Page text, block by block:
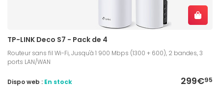
TP-LINK Deco S7 - Pack de 4
Routeur sans fil Wi-Fi, Jusqu'à 1 900 Mbps (1300 + 600), 2 bandes, 3
ports LAN/WAN
299€95
Dispo web : En stock